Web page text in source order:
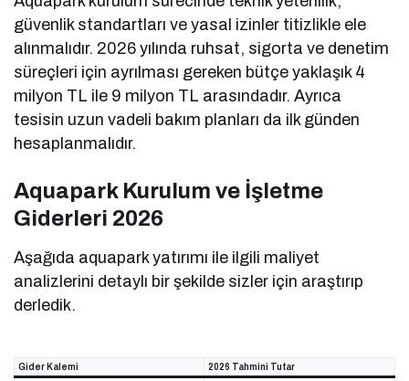
güvenlik standartları ve yasal izinler titizlikle ele
alınmalıdır. 2026 yılında ruhsat, sigorta ve denetim
süreçleri için ayrılması gereken bütçe yaklaşık 4
milyon TL ile 9 milyon TL arasındadır. Ayrıca
tesisin uzun vadeli bakım planları da ilk günden
hesaplanmalıdır.
Aquapark Kurulum ve İşletme
Giderleri 2026
Aşağıda aquapark yatırımı ile ilgili maliyet
analizlerini detaylı bir şekilde sizler için araştırıp
derledik.
Gider Kalemi
2026 Tahmini Tutar